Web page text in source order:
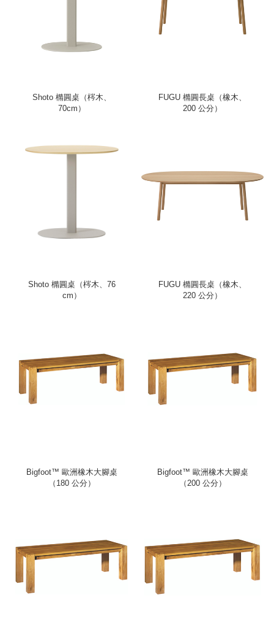
Shoto 橢圓桌（梣木、
70cm）
FUGU 橢圓長桌（橡木、
200 公分）
Shoto 橢圓桌（梣木、76
cm）
FUGU 橢圓長桌（橡木、
220 公分）
Bigfoot™ 歐洲橡木大腳桌
（180 公分）
Bigfoot™ 歐洲橡木大腳桌
（200 公分）